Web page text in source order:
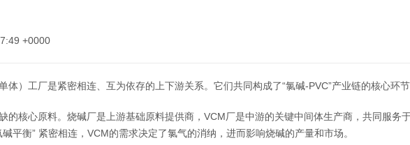
+0000
）工厂是紧密相连、互为依存的上下游关系。它们共同构成了“氯碱-PVC”产业链的核心环节
的核心原料。烧碱厂是上游基础原料提供商，VCM厂是中游的关键中间体生产商，共同服务
平衡” 紧密相连，VCM的需求决定了氯气的消纳，进而影响烧碱的产量和市场。